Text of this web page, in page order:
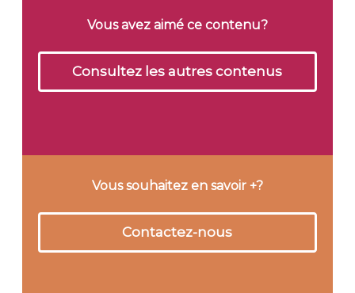
Vous avez aimé ce contenu?
Consultez les autres contenus
Vous souhaitez en savoir +?
Contactez-nous